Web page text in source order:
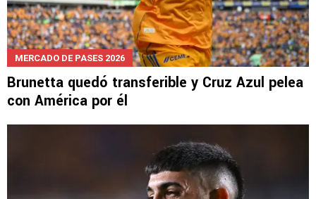
MERCADO DE PASES 2026
Brunetta quedó transferible y Cruz Azul pelea
con América por él